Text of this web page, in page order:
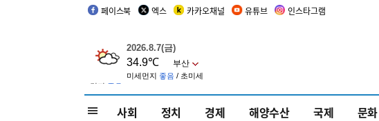
페이스북 엑스 카카오채널 유튜브 인스타그램
사회 정치 경제 해양수산 국제 문화